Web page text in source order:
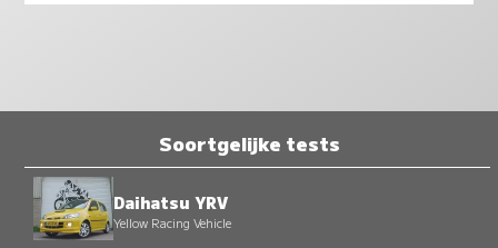
Soortgelijke tests
Daihatsu YRV
Yellow Racing Vehicle